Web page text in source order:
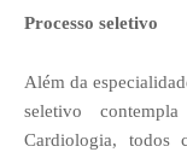
Processo seletivo
Além da
seletivo
Cardiologia, todos